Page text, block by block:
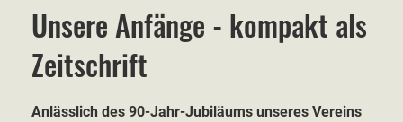
Unsere Anfänge - kompakt als
Zeitschrift
Anlässlich des 90-Jahr-Jubiläums unseres Vereins